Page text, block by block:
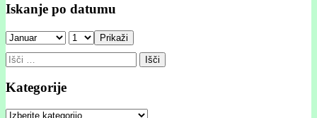
Iskanje po datumu
Prikaži
Išči:
Kategorije
Kategorije